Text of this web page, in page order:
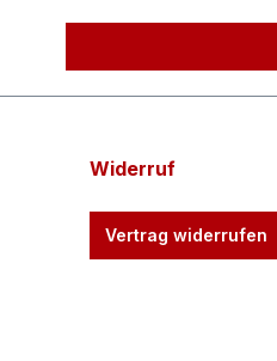
Widerruf
Vertrag widerrufen